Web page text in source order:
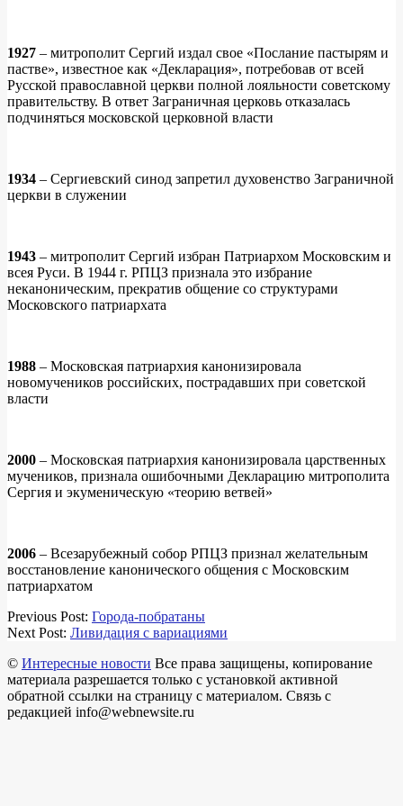
1927 – митрополит Сергий издал свое «Послание пастырям и
пастве», известное как «Декларация», потребовав от всей
Русской православной церкви полной лояльности советскому
правительству. В ответ Заграничная церковь отказалась
подчиняться московской церковной власти
1934 – Сергиевский синод запретил духовенство Заграничной
церкви в служении
1943 – митрополит Сергий избран Патриархом Московским и
всея Руси. В 1944 г. РПЦЗ признала это избрание
неканоническим, прекратив общение со структурами
Московского патриархата
1988 – Московская патриархия канонизировала
новомучеников российских, пострадавших при советской
власти
2000 – Московская патриархия канонизировала царственных
мучеников, признала ошибочными Декларацию митрополита
Сергия и экуменическую «теорию ветвей»
2006 – Всезарубежный собор РПЦЗ признал желательным
восстановление канонического общения с Московским
патриархатом
2018-
04-
Previous Post: Города-побратаны
Next Post: Ливидация с вариациями
© Интересные новости Все права защищены, копирование
материала разрешается только с установкой активной
обратной ссылки на страницу с материалом. Связь с
редакцией info@webnewsite.ru